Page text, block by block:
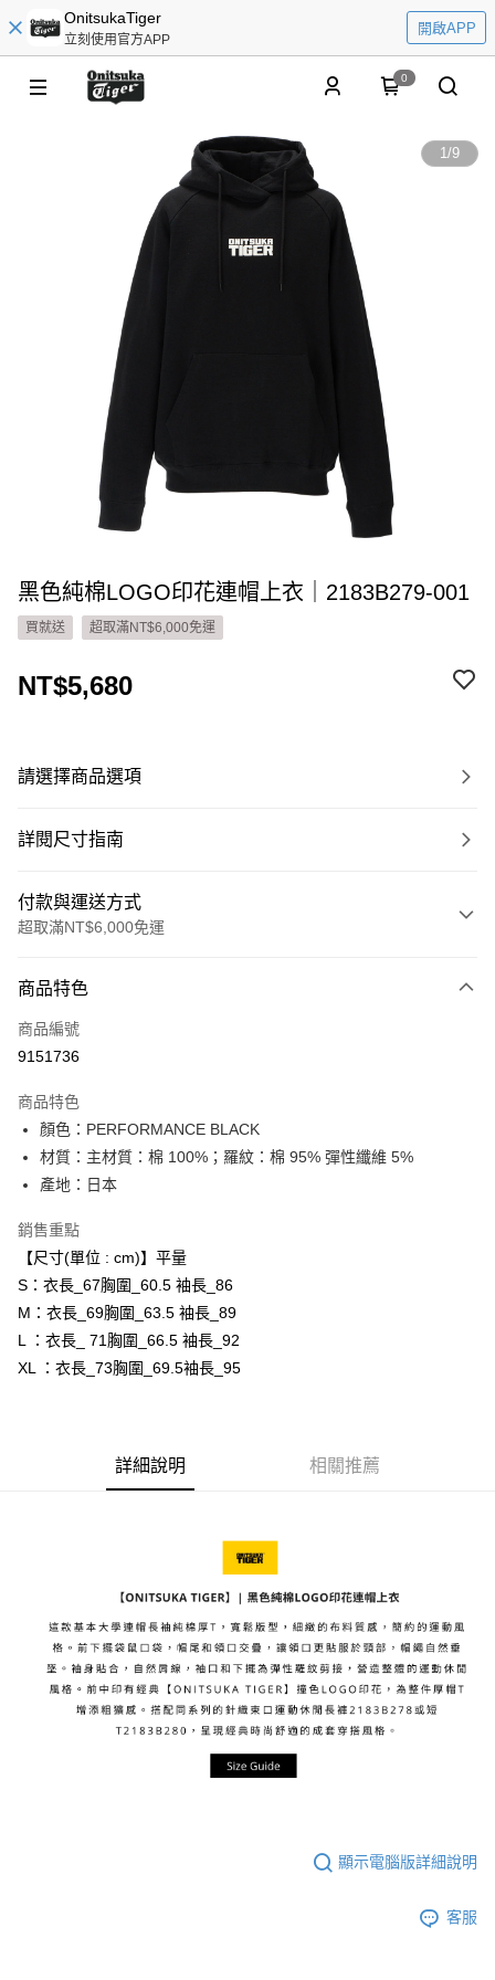
OnitsukaTiger
立刻使用官方APP
開啟APP
0
1/9
黑色純棉LOGO印花連帽上衣｜2183B279-001
買就送 超取滿NT$6,000免運
NT$5,680
請選擇商品選項
詳閱尺寸指南
付款與運送方式
超取滿NT$6,000免運
信用卡一次付款
超商取貨付款
Apple Pay
ATM付款
運送方式
全家取貨付款
每筆NT$80，滿NT$6,000(含以上)免運費
付款後全家取貨
付款後萊爾富取貨
每筆NT$80，滿NT$6,000(含以上)免運費
付款後7-11取貨
每筆NT$120，滿NT$6,000(含以上)免運費
商品特色
商品編號
9151736
商品特色
顏色：PERFORMANCE BLACK
材質：主材質：棉 100%；羅紋：棉 95% 彈性纖維 5%
產地：日本
銷售重點
【尺寸(單位 : cm)】平量
S：衣長_67胸圍_60.5 袖長_86
M：衣長_69胸圍_63.5 袖長_89
L ：衣長_ 71胸圍_66.5 袖長_92
XL ：衣長_73胸圍_69.5袖長_95
詳細說明 相關推薦
顯示電腦版詳細說明
客服